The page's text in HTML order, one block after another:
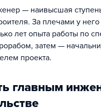
— наивысшая
За плечами у
лет опыта работы по
затем —
проекта.
главным